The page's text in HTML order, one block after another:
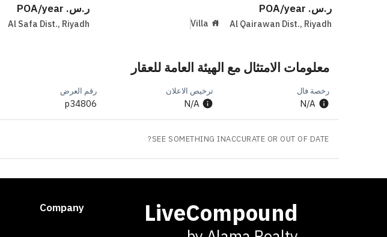
ر.س. POA/year
Al Qairawan Dist., Riyadh
Villa
ر.س. POA/year
Al Safa Dist., Riyadh
معلومات الامتثال مع الهيئة العامة للعقار
رخصة فال
N/A
ترخيص الاعلان
N/A
رقم العرض
p34806
SEE SOMETHING INACCURATE OR OUT OF DATE?
LiveCompound
Company